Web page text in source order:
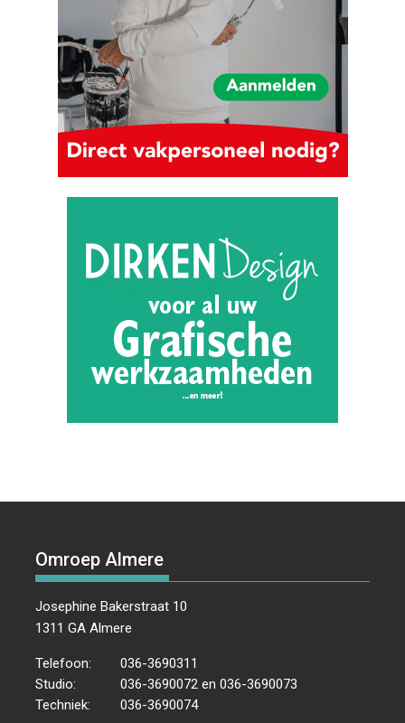
Omroep Almere
Josephine Bakerstraat 10
1311 GA Almere
Telefoon:
036-3690311
Studio:
036-3690072 en 036-3690073
Techniek:
036-3690074